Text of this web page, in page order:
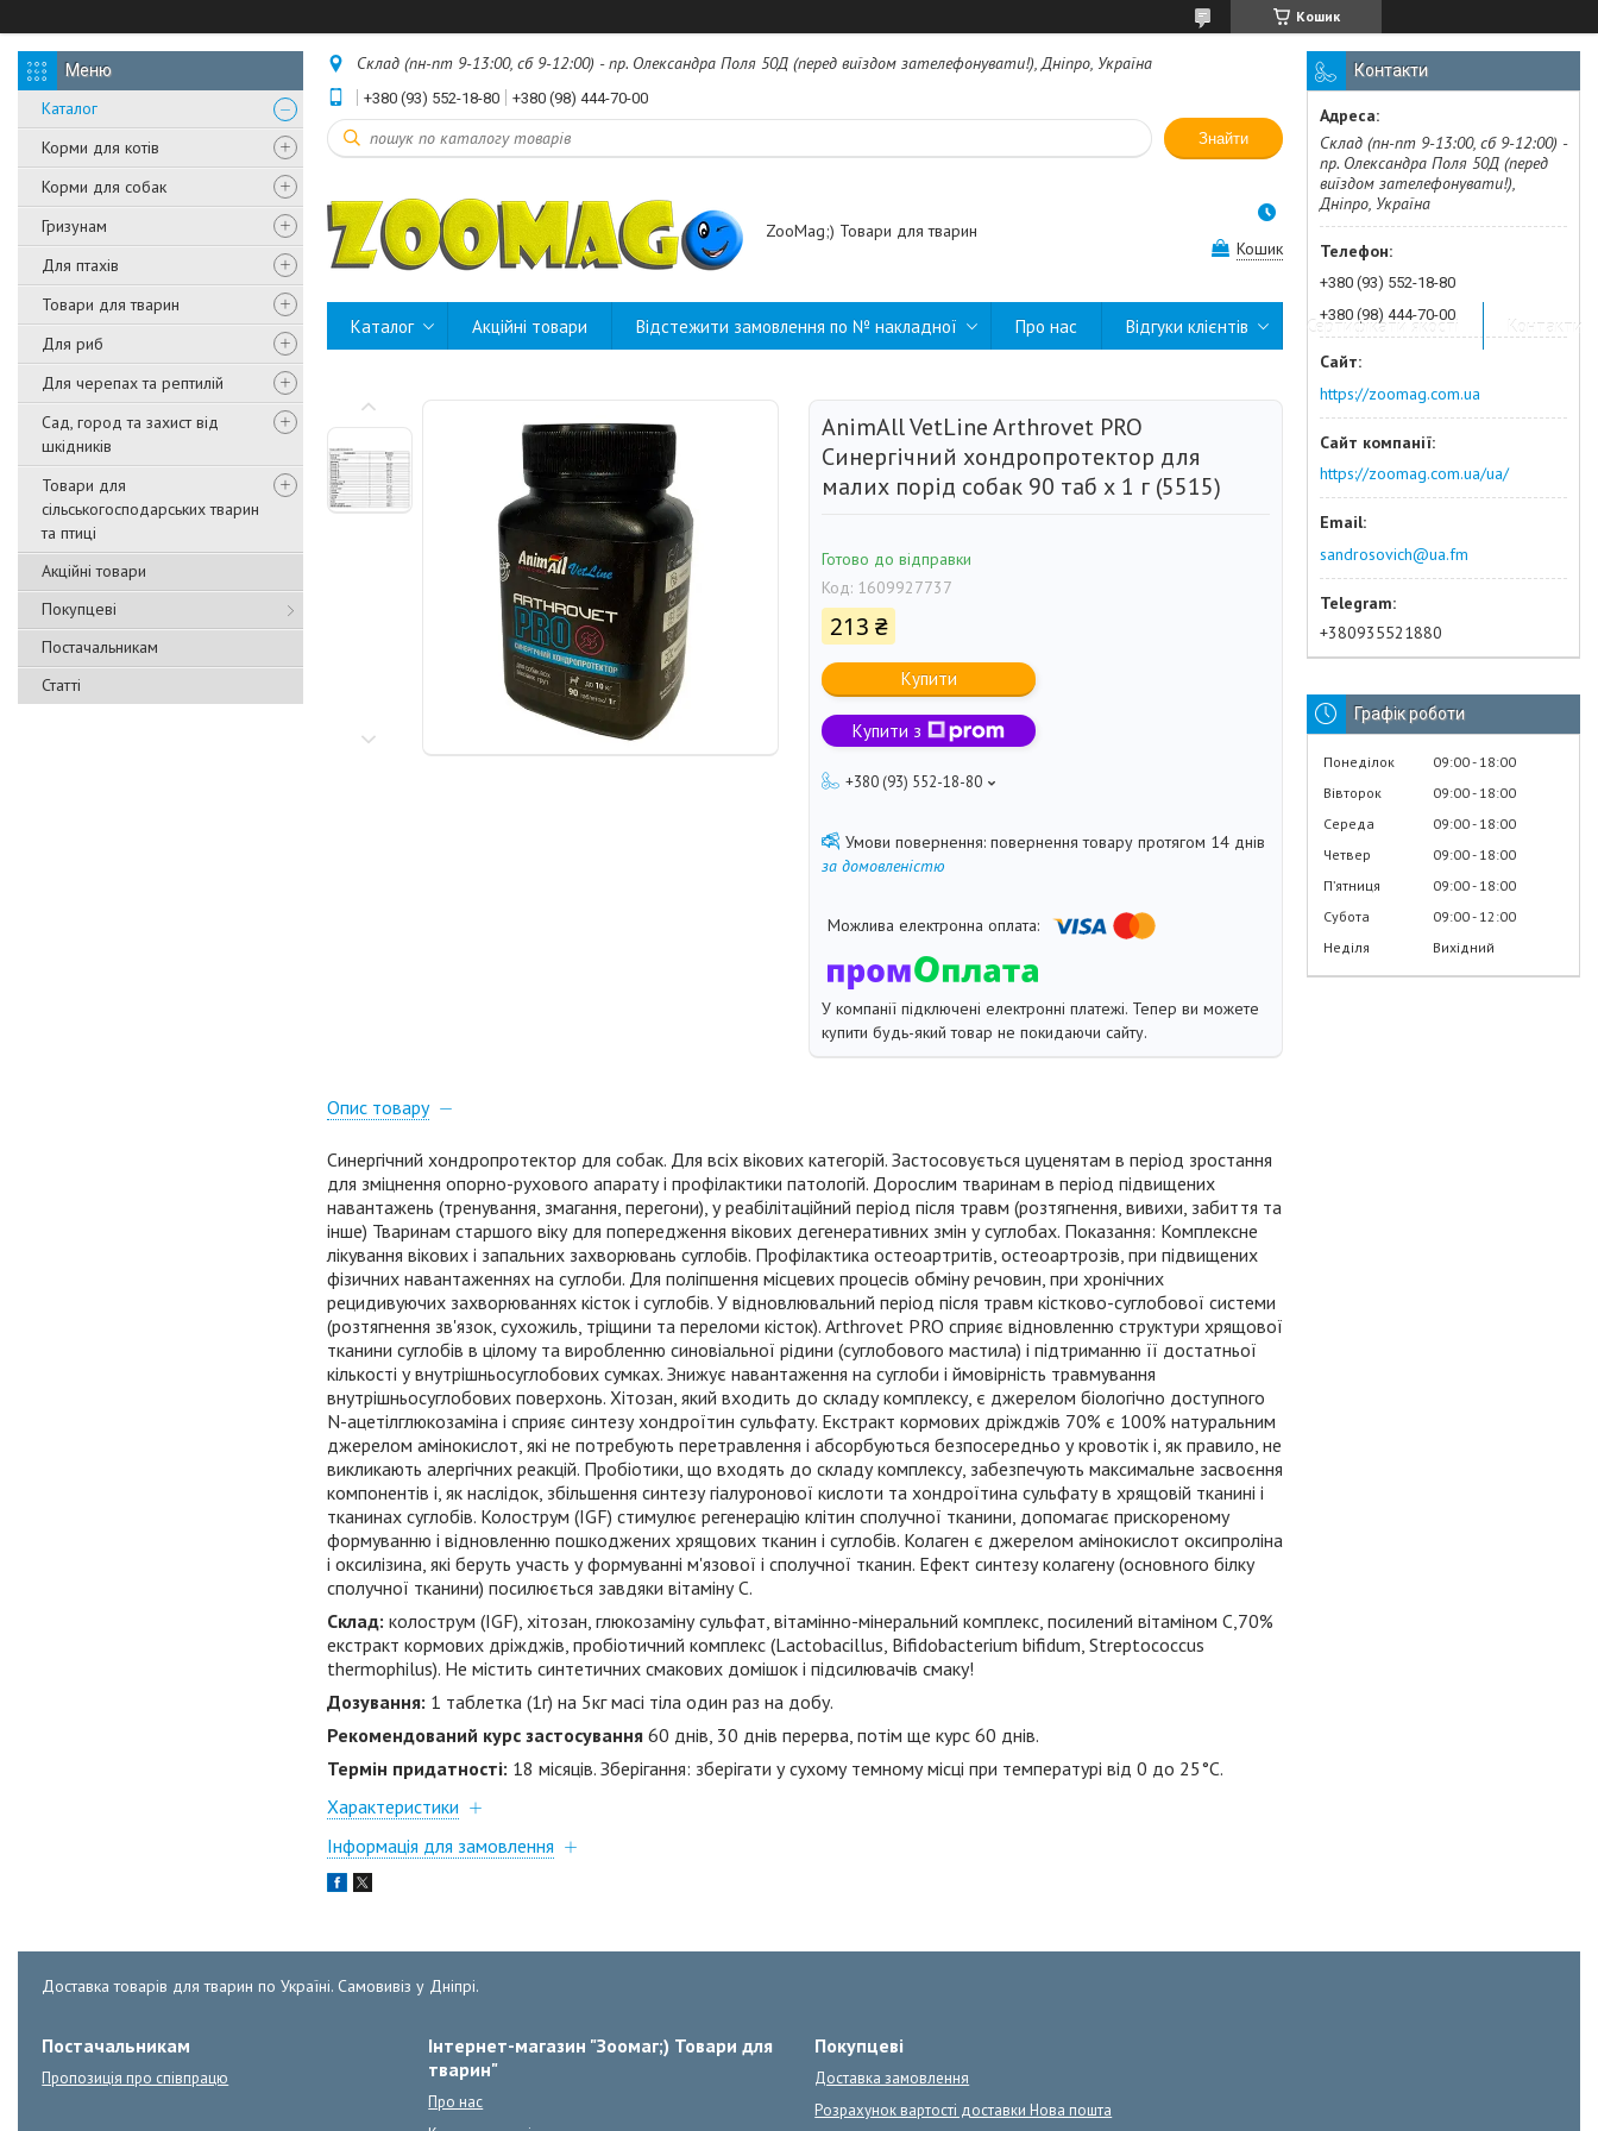
Кошик
Каталог
Корми для котів
Корми для собак
Гризунам
Для птахів
Товари для тварин
Для риб
Для черепах та рептилій
Сад, город та захист від
шкідників
Товари для
сільськогосподарських тварин
та птиці
Акційні товари
Покупцеві
Постачальникам
Статті
Склад (пн-пт 9-13:00, сб 9-12:00) - пр. Олександра Поля 50Д (перед виїздом зателефонувати!), Дніпро, Україна
+380 (93) 552-18-80 +380 (98) 444-70-00
Знайти
ZooMag;) Товари для тварин
Кошик
Каталог Акційні товари Відстежити замовлення по № накладної Про нас Відгуки клієнтів Сертифікати якості Контакти
AnimAll VetLine Arthrovet PRO
Синергічний хондропротектор для
малих порід собак 90 таб х 1 г (5515)
Готово до відправки
Код: 1609927737
213 ₴
Купити
Купити з
+380 (93) 552-18-80
повернення товару протягом 14 днів
за домовленістю
У компанії підключені електронні платежі. Тепер ви можете
купити будь-який товар не покидаючи сайту.
Опис товару
Синергічний хондропротектор для собак. Для всіх вікових категорій. Застосовується цуценятам в період зростання
для зміцнення опорно-рухового апарату і профілактики патологій. Дорослим тваринам в період підвищених
навантажень (тренування, змагання, перегони), у реабілітаційний період після травм (розтягнення, вивихи, забиття та
інше) Тваринам старшого віку для попередження вікових дегенеративних змін у суглобах. Показання: Комплексне
лікування вікових і запальних захворювань суглобів. Профілактика остеоартритів, остеоартрозів, при підвищених
фізичних навантаженнях на суглоби. Для поліпшення місцевих процесів обміну речовин, при хронічних
рецидивуючих захворюваннях кісток і суглобів. У відновлювальний період після травм кістково-суглобової системи
(розтягнення зв'язок, сухожиль, тріщини та переломи кісток). Arthrovet PRO сприяє відновленню структури хрящової
тканини суглобів в цілому та виробленню синовіальної рідини (суглобового мастила) і підтриманню її достатньої
кількості у внутрішньосуглобових сумках. Знижує навантаження на суглоби і ймовірність травмування
внутрішньосуглобових поверхонь. Хітозан, який входить до складу комплексу, є джерелом біологічно доступного
N-ацетілглюкозаміна і сприяє синтезу хондроїтин сульфату. Екстракт кормових дріжджів 70% є 100% натуральним
джерелом амінокислот, які не потребують перетравлення і абсорбуються безпосередньо у кровотік і, як правило, не
викликають алергічних реакцій. Пробіотики, що входять до складу комплексу, забезпечують максимальне засвоєння
компонентів і, як наслідок, збільшення синтезу гіалуронової кислоти та хондроїтина сульфату в хрящовій тканині і
тканинах суглобів. Колострум (IGF) стимулює регенерацію клітин сполучної тканини, допомагає прискореному
формуванню і відновленню пошкоджених хрящових тканин і суглобів. Колаген є джерелом амінокислот оксипроліна
і оксилізина, які беруть участь у формуванні м'язової і сполучної тканин. Ефект синтезу колагену (основного білку
сполучної тканини) посилюється завдяки вітаміну С.
Склад: колострум (IGF), хітозан, глюкозаміну сульфат, вітамінно-мінеральний комплекс, посилений вітаміном С,70%
екстракт кормових дріжджів, пробіотичний комплекс (Lactobacillus, Bifidobacterium bifidum, Streptococcus
thermophilus). Не містить синтетичних смакових домішок і підсилювачів смаку!
Дозування: 1 таблетка (1г) на 5кг масі тіла один раз на добу.
Рекомендований курс застосування 60 днів, 30 днів перерва, потім ще курс 60 днів.
Термін придатності: 18 місяців. Зберігання: зберігати у сухому темному місці при температурі від 0 до 25°С.
Характеристики
Інформація для замовлення
Контакти
Склад (пн-пт 9-13:00, сб 9-12:00) -
пр. Олександра Поля 50Д (перед
виїздом зателефонувати!),
Дніпро, Україна
+380 (93) 552-18-80
+380 (98) 444-70-00
https://zoomag.com.ua
https://zoomag.com.ua/ua/
sandrosovich@ua.fm
+380935521880
Графік роботи
Понеділок 09:00 18:00
Вівторок
09:00 18:00
Середа
09:00 18:00
Четвер
09:00 18:00
Пʼятниця
09:00 18:00
Субота
09:00 12:00
Неділя
Вихідний
Доставка товарів для тварин по Україні. Самовивіз у Дніпрі.
Постачальникам
Пропозиція про співпрацю
Інтернет-магазин "Зоомаг;) Товари для
тварин"
Про нас
Покупцеві
Доставка замовлення
Розрахунок вартості доставки Нова пошта